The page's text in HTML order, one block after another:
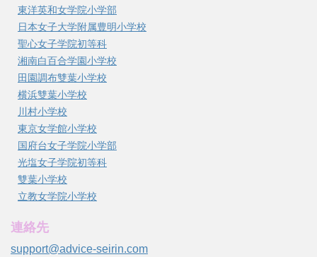
東洋英和女学院小学部
日本女子大学附属豊明小学校
聖心女子学院初等科
湘南白百合学園小学校
田園調布雙葉小学校
横浜雙葉小学校
川村小学校
東京女学館小学校
国府台女子学院小学部
光塩女子学院初等科
雙葉小学校
立教女学院小学校
連絡先
support@advice-seirin.com